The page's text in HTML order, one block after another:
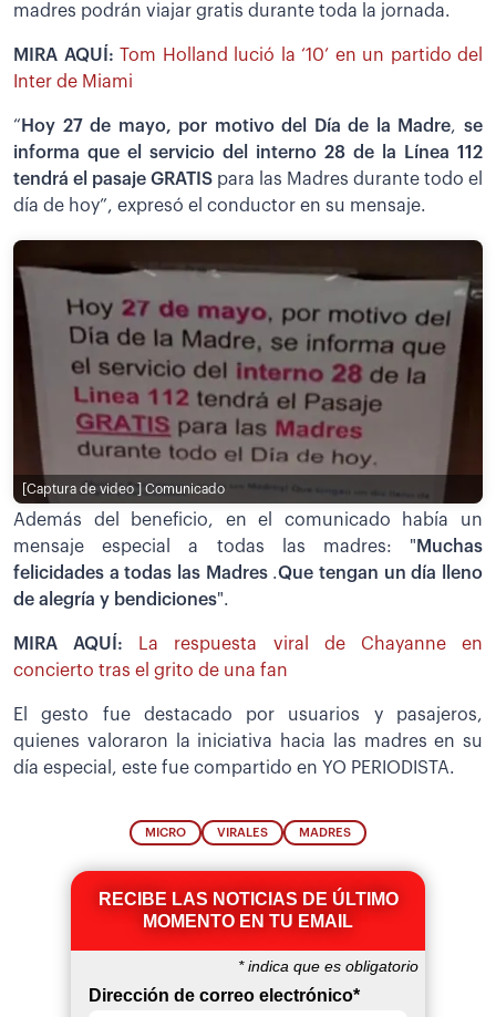
madres podrán viajar gratis durante toda la jornada.
MIRA AQUÍ: Tom Holland lució la ‘10’ en un partido del
Inter de Miami
“ Hoy 27 de mayo, por motivo del Día de la Madre,se
informa que el servicio del interno 28 de la Línea 112
tendrá el pasaje GRATIS para las Madres durante todo el
día de hoy”, expresó el conductor en su mensaje.
[Captura de video ] Comunicado
Además del beneficio, en el comunicado había un
mensaje especial a todas las madres: " Muchas
felicidades a todas las Madres.Que tengan un día lleno
de alegría y bendiciones".
MIRA AQUÍ:
La respuesta viral de Chayanne en
concierto tras el grito de una fan
El gesto fue destacado por usuarios y pasajeros,
quienes valoraron la iniciativa hacia las madres en su
día especial, este fue compartido en YO PERIODISTA.
MICRO VIRALES MADRES
RECIBE LAS NOTICIAS DE ÚLTIMO
MOMENTO EN TU EMAIL
*indica que es obligatorio
Dirección de correo electrónico*